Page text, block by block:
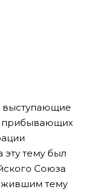
выступающие
прибывающих
тему был
Союза
тему